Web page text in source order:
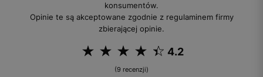
konsumentów.
Opinie te są akceptowane zgodnie z regulaminem firmy
zbierającej opinie.
4.2
(9 recenzji)